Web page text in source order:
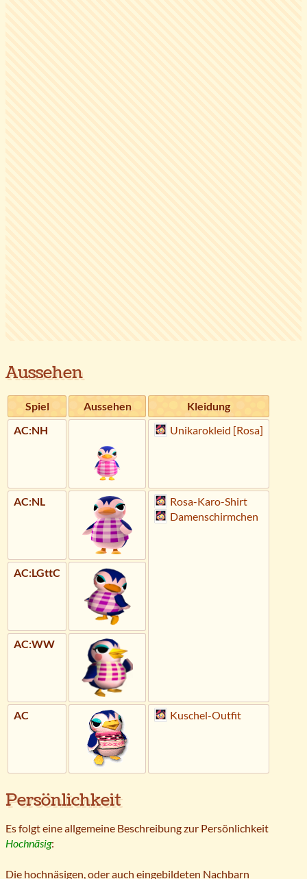
Aussehen
Spiel Aussehen
Kleidung
AC:NH
Unikarokleid [Rosa]
AC:NL
Rosa-Karo-Shirt
Damenschirmchen
AC:LGttC
AC:WW
AC Kuschel-Outfit
Persönlichkeit
Es folgt eine allgemeine Beschreibung zur Persönlichkeit
Hochnäsig:
Die hochnäsigen, oder auch eingebildeten Nachbarn